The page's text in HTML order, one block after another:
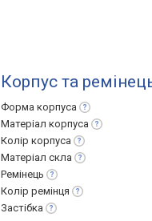
Корпус та
Форма корпуса
Матеріал корпуса
Колір корпуса
Матеріал скла
Ремінець
Колір ремінця
Застібка